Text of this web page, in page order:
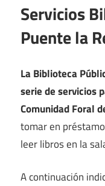
Servicios
Puente la
La Biblioteca
serie de servicios
Comunidad Foral
tomar en
leer libros en la
A continuación